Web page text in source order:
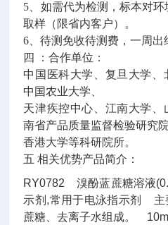
5、如需代为检测，标本对
取样（限省内客户）。
6、待测免收待测费，一周出
四 ：合作单位：
中国医科大学、复旦大学、
中国农业大学、
天津疾控中心、江南大学
南省产品质量监督检验研究院
香港大学等科研院所。
五 相关优势产品简介：
RY0782 溴酚蓝蔗糖溶液
示剂,常用于电泳指示剂 主
蔗糖、去离子水组成。